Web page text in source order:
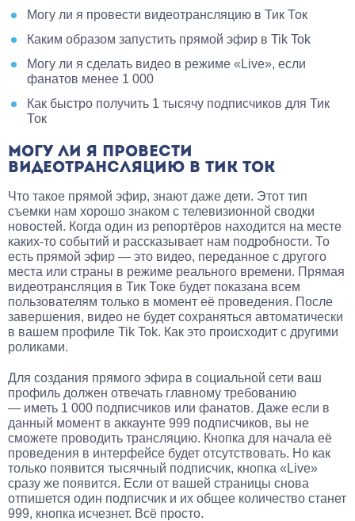
Могу ли я провести видеотрансляцию в Тик Ток
Каким образом запустить прямой эфир в Tik Tok
Могу ли я сделать видео в режиме «Live», если
фанатов менее 1 000
Как быстро получить 1 тысячу подписчиков для Тик
Ток
МОГУ ЛИ Я ПРОВЕСТИ
ВИДЕОТРАНСЛЯЦИЮ В ТИК ТОК
Что такое прямой эфир, знают даже дети. Этот тип
съемки нам хорошо знаком с телевизионной сводки
новостей. Когда один из репортёров находится на месте
каких-то событий и рассказывает нам подробности. То
есть прямой эфир — это видео, переданное с другого
места или страны в режиме реального времени. Прямая
видеотрансляция в Тик Токе будет показана всем
пользователям только в момент её проведения. После
завершения, видео не будет сохраняться автоматически
в вашем профиле Tik Tok. Как это происходит с другими
роликами.
Для создания прямого эфира в социальной сети ваш
профиль должен отвечать главному требованию
— иметь 1 000 подписчиков или фанатов. Даже если в
данный момент в аккаунте 999 подписчиков, вы не
сможете проводить трансляцию. Кнопка для начала её
проведения в интерфейсе будет отсутствовать. Но как
только появится тысячный подписчик, кнопка «Live»
сразу же появится. Если от вашей страницы снова
отпишется один подписчик и их общее количество станет
999, кнопка исчезнет. Всё просто.